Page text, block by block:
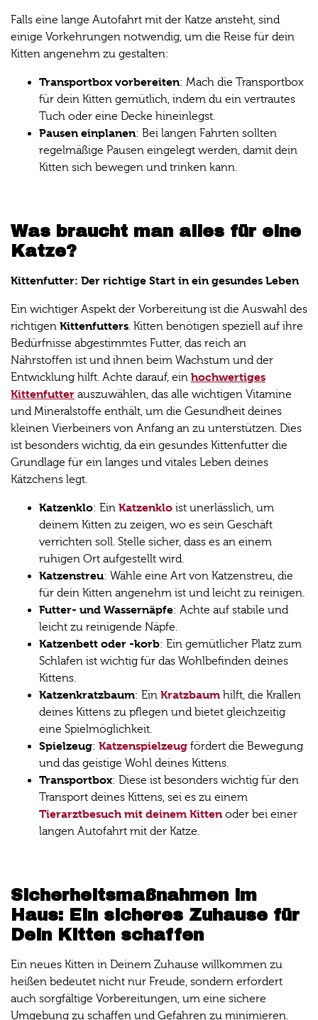
Falls eine lange Autofahrt mit der Katze ansteht, sind
einige Vorkehrungen notwendig, um die Reise für dein
Kitten angenehm zu gestalten:
Transportbox vorbereiten: Mach die Transportbox
für dein Kitten gemütlich, indem du ein vertrautes
Tuch oder eine Decke hineinlegst.
Pausen einplanen: Bei langen Fahrten sollten
regelmäßige Pausen eingelegt werden, damit dein
Kitten sich bewegen und trinken kann.
Was braucht man alles für eine
Katze?
Kittenfutter: Der richtige Start in ein gesundes Leben
Ein wichtiger Aspekt der Vorbereitung ist die Auswahl des
richtigen Kittenfutters. Kitten benötigen speziell auf ihre
Bedürfnisse abgestimmtes Futter, das reich an
Nährstoffen ist und ihnen beim Wachstum und der
Entwicklung hilft. Achte darauf, ein hochwertiges
Kittenfutter auszuwählen, das alle wichtigen Vitamine
und Mineralstoffe enthält, um die Gesundheit deines
kleinen Vierbeiners von Anfang an zu unterstützen. Dies
ist besonders wichtig, da ein gesundes Kittenfutter die
Grundlage für ein langes und vitales Leben deines
Kätzchens legt.
Katzenklo: Ein Katzenklo ist unerlässlich, um
deinem Kitten zu zeigen, wo es sein Geschäft
verrichten soll. Stelle sicher, dass es an einem
ruhigen Ort aufgestellt wird.
Katzenstreu: Wähle eine Art von Katzenstreu, die
für dein Kitten angenehm ist und leicht zu reinigen.
Futter- und Wassernäpfe: Achte auf stabile und
leicht zu reinigende Näpfe.
Katzenbett oder -korb: Ein gemütlicher Platz zum
Schlafen ist wichtig für das Wohlbefinden deines
Kittens.
Katzenkratzbaum: Ein Kratzbaum hilft, die Krallen
deines Kittens zu pflegen und bietet gleichzeitig
eine Spielmöglichkeit.
Spielzeug: Katzenspielzeug fördert die Bewegung
und das geistige Wohl deines Kittens.
Transportbox: Diese ist besonders wichtig für den
Transport deines Kittens, sei es zu einem
Tierarztbesuch mit deinem Kitten oder bei einer
langen Autofahrt mit der Katze.
Sicherheitsmaßnahmen im
Haus: Ein sicheres Zuhause für
Dein Kitten schaffen
Ein neues Kitten in Deinem Zuhause willkommen zu
heißen bedeutet nicht nur Freude, sondern erfordert
auch sorgfältige Vorbereitungen, um eine sichere
Umgebung zu schaffen und Gefahren zu minimieren.